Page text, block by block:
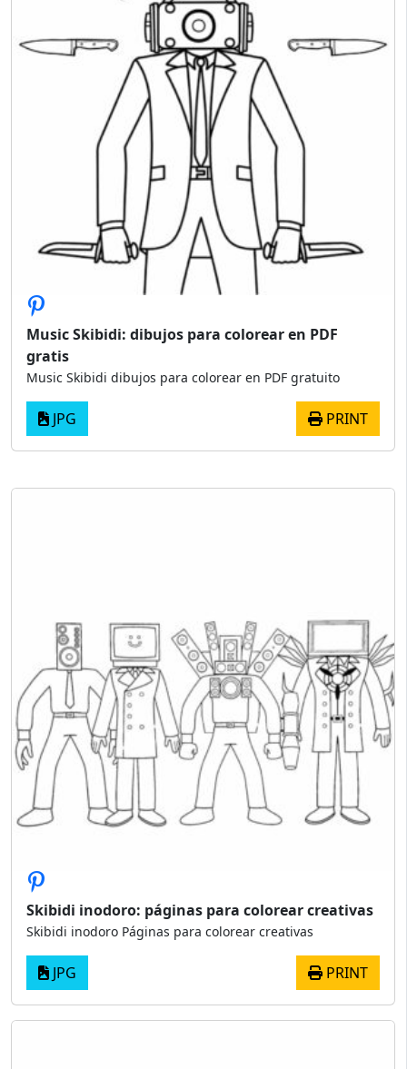
Music Skibidi: dibujos para colorear en PDF
gratis
Music Skibidi dibujos para colorear en PDF gratuito
JPG PRINT
Skibidi inodoro: páginas para colorear creativas
Skibidi inodoro Páginas para colorear creativas
JPG PRINT